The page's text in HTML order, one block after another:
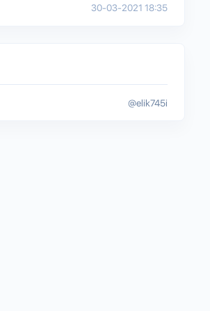
30-03-2021 18:35
@elik745i